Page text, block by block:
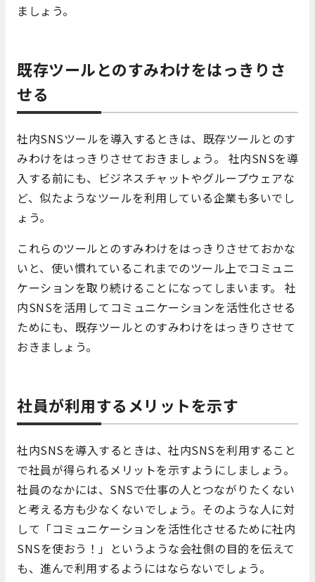
ましょう。
既存ツールとのすみわけをはっきりさ
せる
社内SNSツールを導入するときは、既存ツールとのす
みわけをはっきりさせておきましょう。 社内SNSを導
入する前にも、ビジネスチャットやグループウェアな
ど、似たようなツールを利用している企業も多いでし
ょう。
これらのツールとのすみわけをはっきりさせておかな
いと、使い慣れているこれまでのツール上でコミュニ
ケーションを取り続けることになってしまいます。 社
内SNSを活用してコミュニケーションを活性化させる
ためにも、既存ツールとのすみわけをはっきりさせて
おきましょう。
社員が利用するメリットを示す
社内SNSを導入するときは、社内SNSを利用すること
で社員が得られるメリットを示すようにしましょう。
社員のなかには、SNSで仕事の人とつながりたくない
と考える方も少なくないでしょう。そのような人に対
して「コミュニケーションを活性化させるために社内
SNSを使おう！」というような会社側の目的を伝えて
も、進んで利用するようにはならないでしょう。